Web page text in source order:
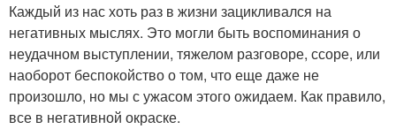
Каждый из нас хоть раз в жизни зацикливался на
негативных мыслях. Это могли быть воспоминания о
неудачном выступлении, тяжелом разговоре, ссоре, или
наоборот беспокойство о том, что еще даже не
произошло, но мы с ужасом этого ожидаем. Как правило,
все в негативной окраске. ⠀